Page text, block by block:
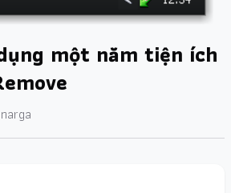
một năm tiện ích
narga